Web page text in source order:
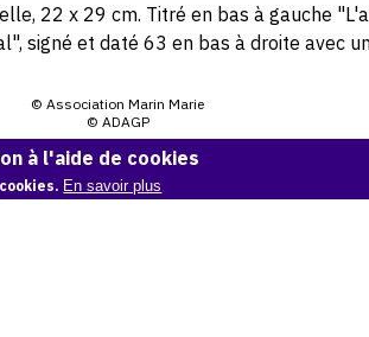
22 x 29 cm. Titré en bas à gauche
signé et daté 63 en bas à droite avec
© Association Marin Marie
© ADAGP
Demande d'information
à l'aide de cookies
En savoir plus